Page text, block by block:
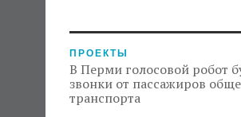
ПРОЕКТЫ
В Перми голосовой робот
звонки от пассажиров
транспорта